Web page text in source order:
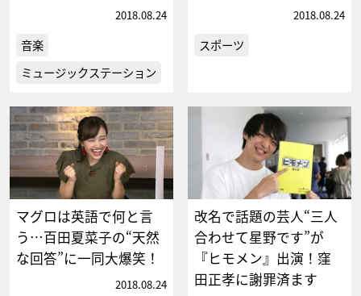
2018.08.24
音楽
ミュージックステーション
2018.08.24
スポーツ
マグロは英語で何と言
う…百田夏菜子の“天然
な回答”に一同大爆笑！
2018.08.24
改名で話題の芸人“三人
合わせて星野です”が
『ヒモメン』出演！窪
田正孝に謝罪済ます